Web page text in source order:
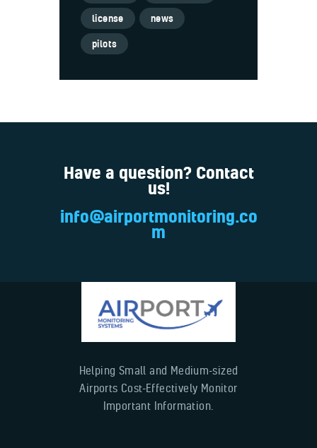
license
news
pilots
Have a question? Contact
us!
info@airportmonitoring.co
m
Helping Small and Medium-sized
Airports Cost-Effectively Monitor
Important Information.